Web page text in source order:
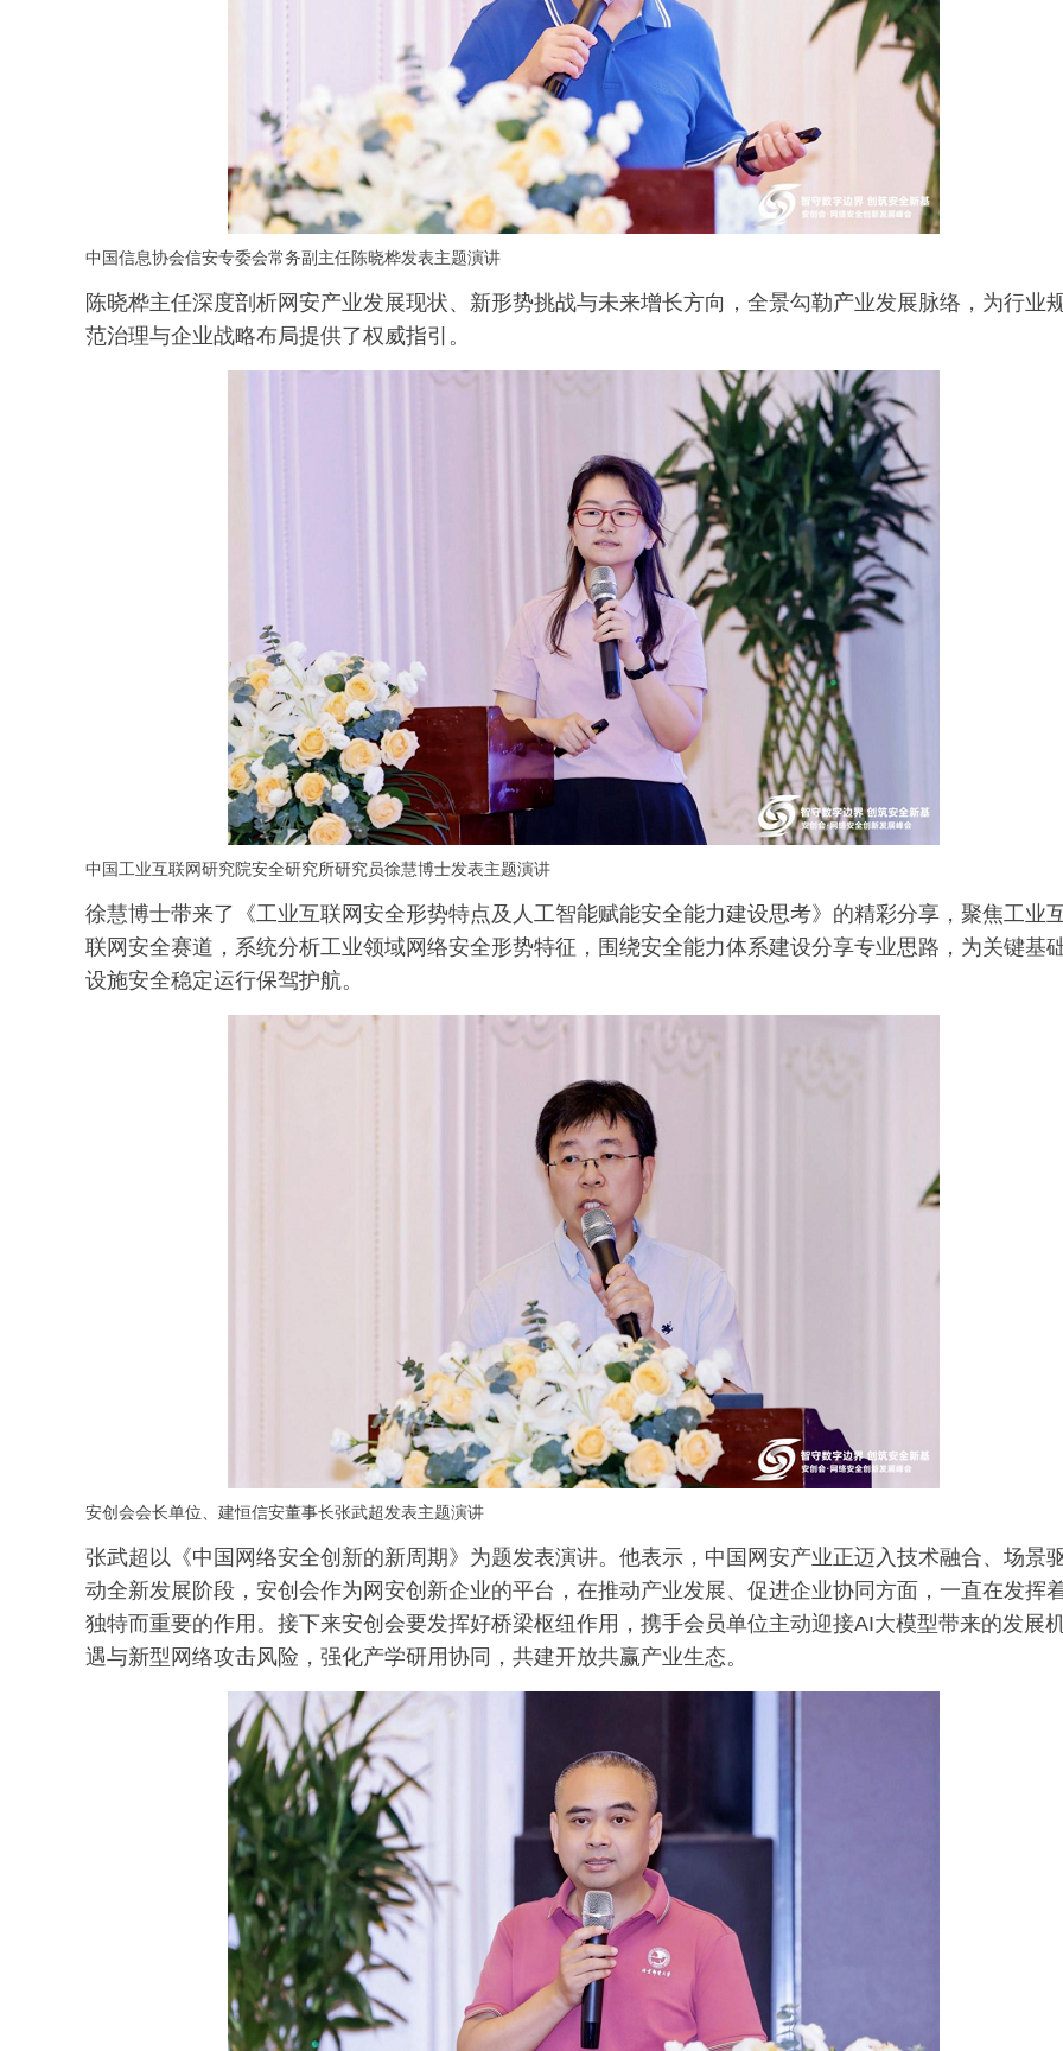
中国信息协会信安专委会常务副主任陈晓桦发表主题演讲
陈晓桦主任深度剖析网安产业发展现状、新形势挑战与未来增长方向，全景勾勒产业发展脉络，为行业
范治理与企业战略布局提供了权威指引。
中国工业互联网研究院安全研究所研究员徐慧博士发表主题演讲
徐慧博士带来了《工业互联网安全形势特点及人工智能赋能安全能力建设思考》的精彩分享，聚焦工业
联网安全赛道，系统分析工业领域网络安全形势特征，围绕安全能力体系建设分享专业思路，为关键基
设施安全稳定运行保驾护航。
安创会会长单位、建恒信安董事长张武超发表主题演讲
张武超以《中国网络安全创新的新周期》为题发表演讲。他表示，中国网安产业正迈入技术融合、场景
动全新发展阶段，安创会作为网安创新企业的平台，在推动产业发展、促进企业协同方面，一直在发挥
独特而重要的作用。接下来安创会要发挥好桥梁枢纽作用，携手会员单位主动迎接AI大模型带来的发展
遇与新型网络攻击风险，强化产学研用协同，共建开放共赢产业生态。